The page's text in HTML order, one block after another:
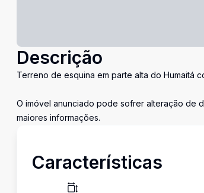
Descrição
Terreno de esquina em parte alta do Humaitá
O imóvel anunciado pode sofrer alteração de
maiores informações.
Características